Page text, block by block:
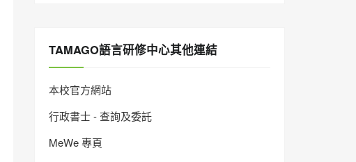
TAMAGO語言研修中心其他連結
本校官方網站
行政書士 - 查詢及委託
MeWe 專頁